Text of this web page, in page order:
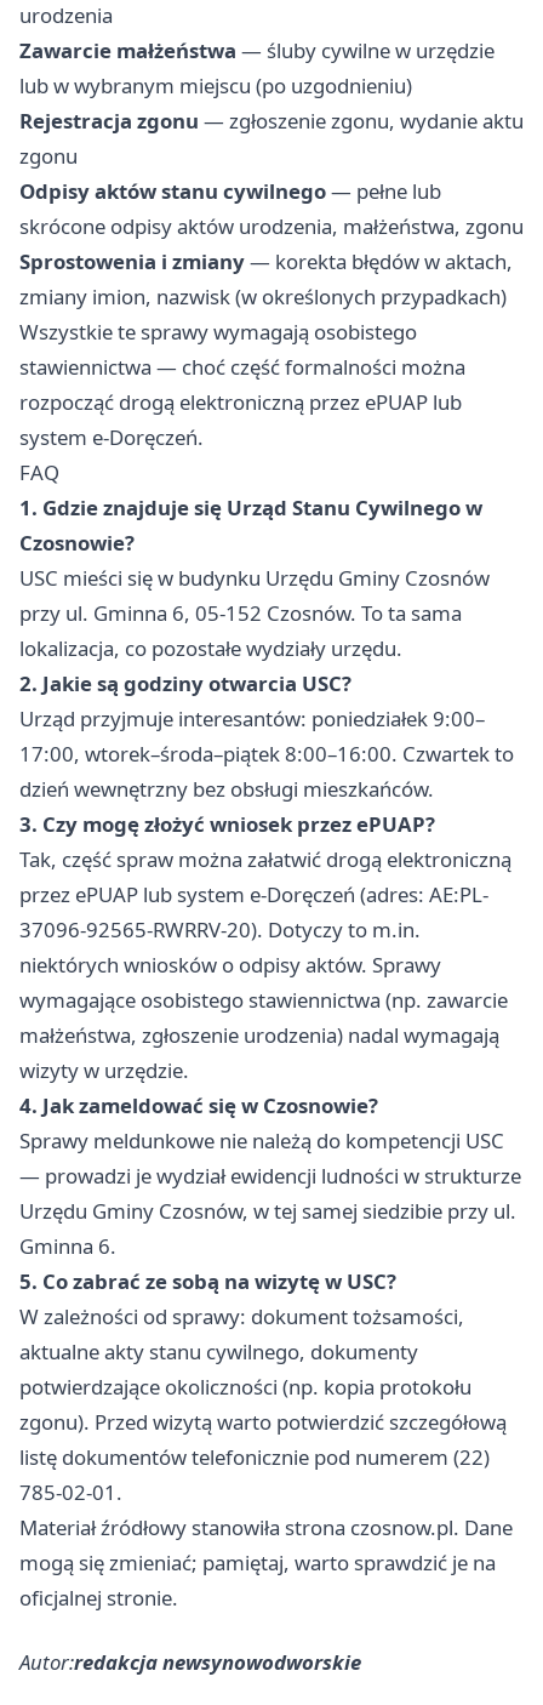
urodzenia
Zawarcie małżeństwa — śluby cywilne w urzędzie
lub w wybranym miejscu (po uzgodnieniu)
Rejestracja zgonu — zgłoszenie zgonu, wydanie aktu
zgonu
Odpisy aktów stanu cywilnego— pełne lub
skrócone odpisy aktów urodzenia, małżeństwa, zgonu
Sprostowenia i zmiany— korekta błędów w aktach,
zmiany imion, nazwisk (w określonych przypadkach)
Wszystkie te sprawy wymagają osobistego
stawiennictwa — choć część formalności można
rozpocząć drogą elektroniczną przez ePUAP lub
system e-Doręczeń.
FAQ
1. Gdzie znajduje się Urząd Stanu Cywilnego w
Czosnowie?
USC mieści się w budynku Urzędu Gminy Czosnów
przy ul. Gminna 6, 05-152 Czosnów. To ta sama
lokalizacja, co pozostałe wydziały urzędu.
2. Jakie są godziny otwarcia USC?
Urząd przyjmuje interesantów: poniedziałek 9:00–
17:00, wtorek–środa–piątek 8:00–16:00. Czwartek to
dzień wewnętrzny bez obsługi mieszkańców.
3. Czy mogę złożyć wniosek przez ePUAP?
Tak, część spraw można załatwić drogą elektroniczną
przez ePUAP lub system e-Doręczeń (adres: AE:PL-
37096-92565-RWRRV-20). Dotyczy to m.in.
niektórych wniosków o odpisy aktów. Sprawy
wymagające osobistego stawiennictwa (np. zawarcie
małżeństwa, zgłoszenie urodzenia) nadal wymagają
wizyty w urzędzie.
4. Jak zameldować się w Czosnowie?
Sprawy meldunkowe nie należą do kompetencji USC
— prowadzi je wydział ewidencji ludności w strukturze
Urzędu Gminy Czosnów, w tej samej siedzibie przy ul.
Gminna 6.
5. Co zabrać ze sobą na wizytę w USC?
W zależności od sprawy: dokument tożsamości,
aktualne akty stanu cywilnego, dokumenty
potwierdzające okoliczności (np. kopia protokołu
zgonu). Przed wizytą warto potwierdzić szczegółową
listę dokumentów telefonicznie pod numerem (22)
785-02-01.
Materiał źródłowy stanowiła strona czosnow.pl. Dane
mogą się zmieniać; pamiętaj, warto sprawdzić je na
oficjalnej stronie.
Autor:redakcja newsynowodworskie